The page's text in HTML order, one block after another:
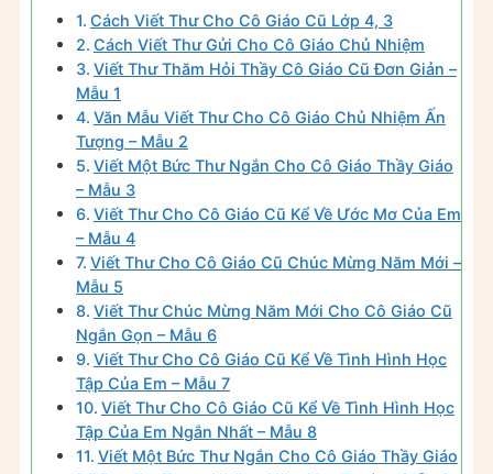
Cách Viết Thư Cho Cô Giáo Cũ Lớp 4, 3
Cách Viết Thư Gửi Cho Cô Giáo Chủ Nhiệm
Viết Thư Thăm Hỏi Thầy Cô Giáo Cũ Đơn Giản –
Mẫu 1
Văn Mẫu Viết Thư Cho Cô Giáo Chủ Nhiệm Ấn
Tượng – Mẫu 2
Viết Một Bức Thư Ngắn Cho Cô Giáo Thầy Giáo
– Mẫu 3
Viết Thư Cho Cô Giáo Cũ Kể Về Ước Mơ Của Em
– Mẫu 4
Viết Thư Cho Cô Giáo Cũ Chúc Mừng Năm Mới –
Mẫu 5
Viết Thư Chúc Mừng Năm Mới Cho Cô Giáo Cũ
Ngắn Gọn – Mẫu 6
Viết Thư Cho Cô Giáo Cũ Kể Về Tình Hình Học
Tập Của Em – Mẫu 7
Viết Thư Cho Cô Giáo Cũ Kể Về Tình Hình Học
Tập Của Em Ngắn Nhất – Mẫu 8
Viết Một Bức Thư Ngắn Cho Cô Giáo Thầy Giáo